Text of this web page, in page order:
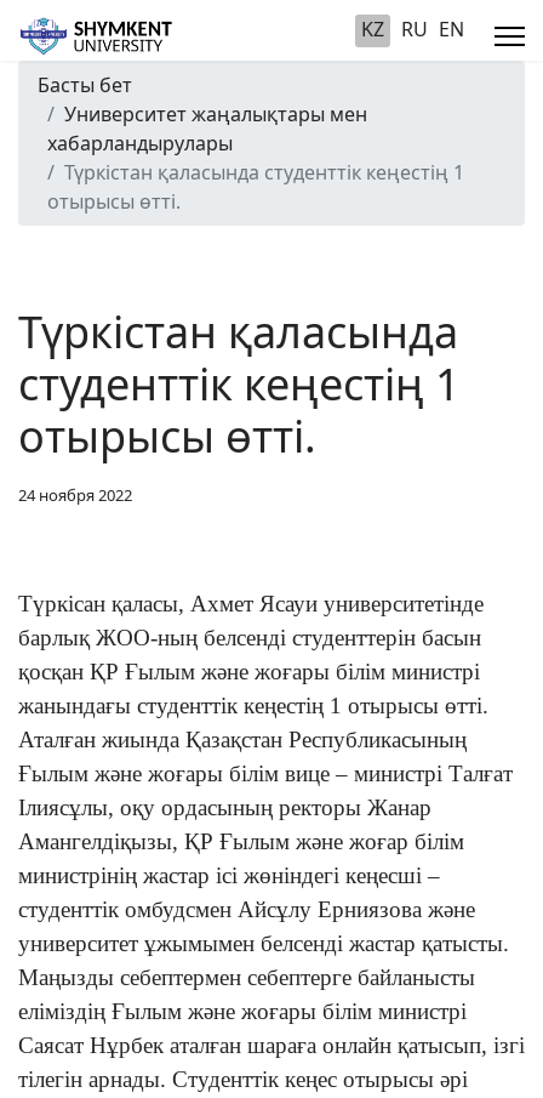
KZ RU EN
Басты бет
Университет жаңалықтары мен
хабарландырулары
Түркістан қаласында студенттік кеңестің 1
отырысы өтті.
Түркістан қаласында
студенттік кеңестің 1
отырысы өтті.
24 ноября 2022
Түркісан қаласы, Ахмет Ясауи университетінде
барлық ЖОО-ның белсенді студенттерін басын
қосқан ҚР Ғылым және жоғары білім министрі
жанындағы студенттік кеңестің 1 отырысы өтті.
Аталған жиында Қазақстан Республикасының
Ғылым және жоғары білім вице – министрі Талғат
Ілиясұлы, оқу ордасының ректоры Жанар
Амангелдіқызы, ҚР Ғылым және жоғар білім
министрінің жастар ісі жөніндегі кеңесші –
студенттік омбудсмен Айсұлу Ерниязова және
университет ұжымымен белсенді жастар қатысты.
Маңызды себептермен себептерге байланысты
еліміздің Ғылым және жоғары білім министрі
Саясат Нұрбек аталған шараға онлайн қатысып, ізгі
тілегін арнады. Студенттік кеңес отырысы әрі